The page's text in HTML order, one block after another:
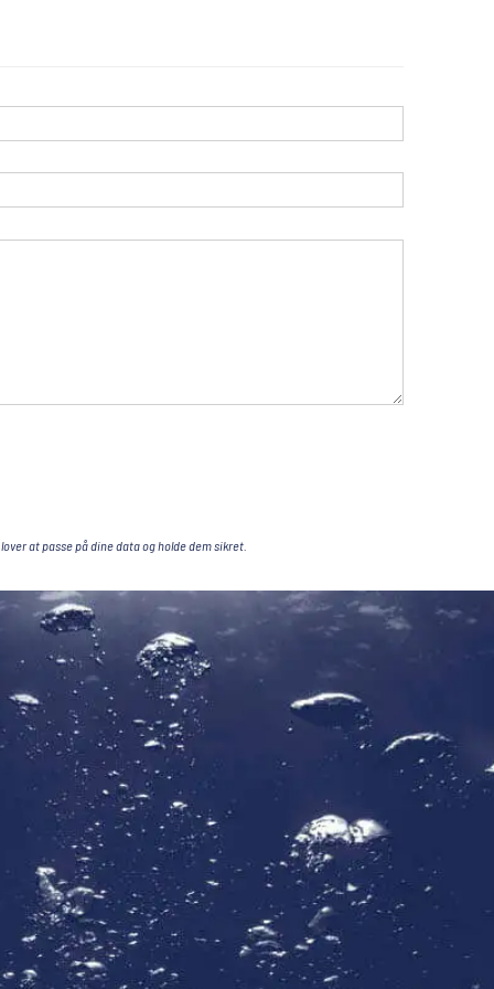
at passe på dine data og holde dem sikret.